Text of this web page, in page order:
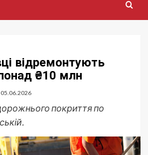
відремонтують
₴10 млн
05.06.2026
покриття по